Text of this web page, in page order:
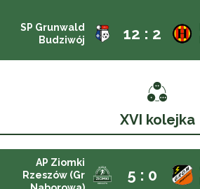
SP Grunwald
Budziwój
12 : 2
XVI kolejka
AP Ziomki
Rzeszów (Gr
5 : 0